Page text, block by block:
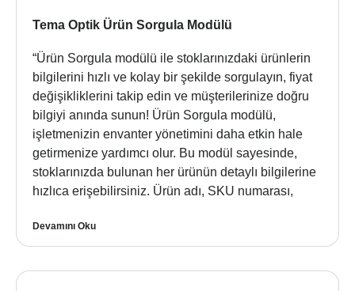
Tema Optik Ürün Sorgula Modülü
“Ürün Sorgula modülü ile stoklarınızdaki ürünlerin
bilgilerini hızlı ve kolay bir şekilde sorgulayın, fiyat
değişikliklerini takip edin ve müşterilerinize doğru
bilgiyi anında sunun! Ürün Sorgula modülü,
işletmenizin envanter yönetimini daha etkin hale
getirmenize yardımcı olur. Bu modül sayesinde,
stoklarınızda bulunan her ürünün detaylı bilgilerine
hızlıca erişebilirsiniz. Ürün adı, SKU numarası,
Devamını Oku